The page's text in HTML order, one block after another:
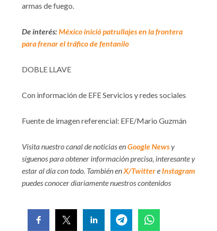
armas de fuego.
De interés:México inició patrullajes en la frontera
para frenar el tráfico de fentanilo
DOBLE LLAVE
Con información de EFE Servicios y redes sociales
Fuente de imagen referencial: EFE/Mario Guzmán
Visita nuestro canal de noticias enGoogle Newsy
síguenos para obtener información precisa, interesante y
estar al día con todo. También enX/Twittere Instagram
puedes conocer diariamente nuestros contenidos